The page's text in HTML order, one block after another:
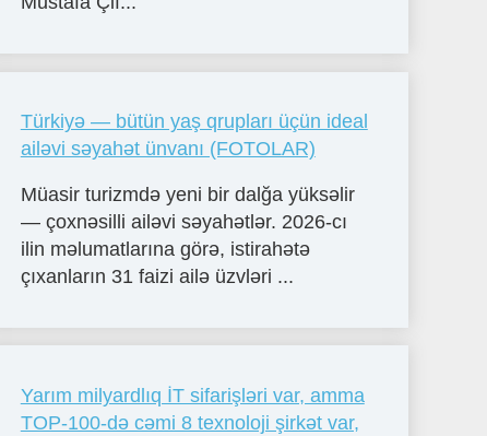
Türkiyə — bütün yaş qrupları üçün ideal
ailəvi səyahət ünvanı (FOTOLAR)
Müasir turizmdə yeni bir dalğa yüksəlir
— çoxnəsilli ailəvi səyahətlər. 2026-cı
ilin məlumatlarına görə, istirahətə
çıxanların 31 faizi ailə üzvləri ...
Yarım milyardlıq İT sifarişləri var, amma
TOP-100-də cəmi 8 texnoloji şirkət var,